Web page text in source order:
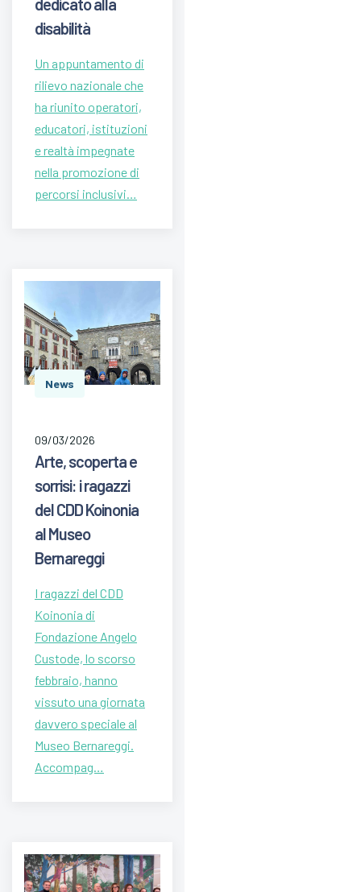
dedicato alla
disabilità
Un appuntamento di
rilievo nazionale che
ha riunito operatori,
educatori, istituzioni
e realtà impegnate
nella promozione di
percorsi inclusivi…
News
09/03/2026
Arte, scoperta e
sorrisi: i ragazzi
del CDD Koinonia
al Museo
Bernareggi
I ragazzi del CDD
Koinonia di
Fondazione Angelo
Custode, lo scorso
febbraio, hanno
vissuto una giornata
davvero speciale al
Museo Bernareggi.
Accompag…